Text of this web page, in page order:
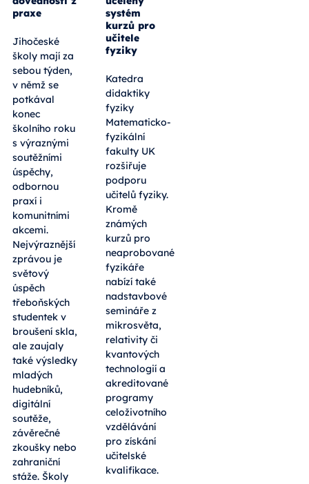
praxe
Jihočeské
školy mají za
sebou týden,
v němž se
potkával
konec
školního roku
s výraznými
soutěžními
úspěchy,
odbornou
praxí i
komunitními
akcemi.
Nejvýraznější
zprávou je
světový
úspěch
třeboňských
studentek v
broušení skla,
ale zaujaly
také výsledky
mladých
hudebníků,
digitální
soutěže,
závěrečné
zkoušky nebo
zahraniční
stáže. Školy
systém
kurzů pro
učitele
fyziky
Katedra
didaktiky
fyziky
Matematicko-
fyzikální
fakulty UK
rozšiřuje
podporu
učitelů fyziky.
Kromě
známých
kurzů pro
neaprobované
fyzikáře
nabízí také
nadstavbové
semináře z
mikrosvěta,
relativity či
kvantových
technologií a
akreditované
programy
celoživotního
vzdělávání
pro získání
učitelské
kvalifikace.